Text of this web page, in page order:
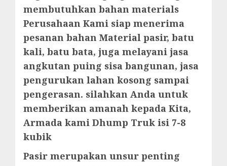
membutuhkan bahan materials
Perusahaan Kami siap menerima
pesanan bahan Material pasir, batu
kali, batu bata, juga melayani jasa
angkutan puing sisa bangunan, jasa
pengurukan lahan kosong sampai
pengerasan. silahkan Anda untuk
memberikan amanah kepada Kita,
Armada kami Dhump Truk isi 7-8
kubik
Pasir merupakan unsur penting